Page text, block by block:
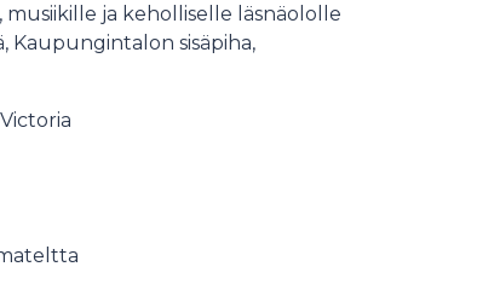
ja keholliselle läsnäololle
Kaupungintalon sisäpiha,